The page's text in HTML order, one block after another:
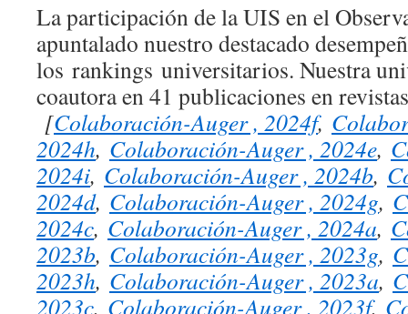
La participación de la UIS en el
apuntalado nuestro destacado
los rankings universitarios. Nuestra
coautora en 41 publicaciones en
[Colaboración-Auger , 2024f,
2024h, Colaboración-Auger , 2024e,
2024i, Colaboración-Auger , 2024b,
2024d, Colaboración-Auger , 2024g,
2024c, Colaboración-Auger , 2024a,
2023b, Colaboración-Auger , 2023g,
2023h, Colaboración-Auger , 2023a,
2023c, Colaboración-Auger , 2023f,